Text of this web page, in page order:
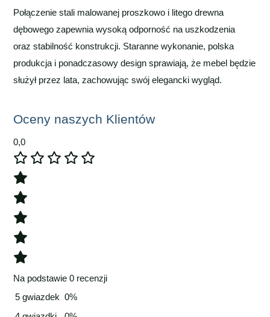
Połączenie stali malowanej proszkowo i litego drewna
dębowego zapewnia wysoką odporność na uszkodzenia
oraz stabilność konstrukcji. Staranne wykonanie, polska
produkcja i ponadczasowy design sprawiają, że mebel będzie
służył przez lata, zachowując swój elegancki wygląd.
Oceny naszych Klientów
0,0
Na podstawie 0 recenzji
5 gwiazdek 0%